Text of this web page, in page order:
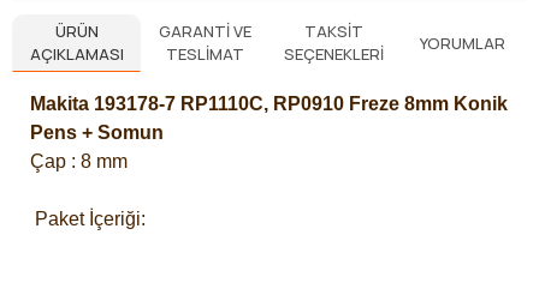
ÜRÜN
AÇIKLAMASI
GARANTI VE
TESLIMAT
TAKSIT
SEÇENEKLERI
YORUMLAR
Makita 193178-7 RP1110C, RP0910 Freze 8mm Konik
Pens + Somun
Çap : 8 mm
Paket İçeriği: